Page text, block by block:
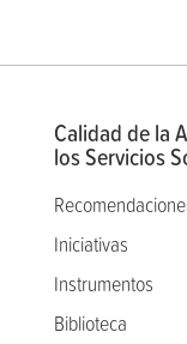
Calidad de la
los Servicios
Iniciativas
Instrumentos
Biblioteca